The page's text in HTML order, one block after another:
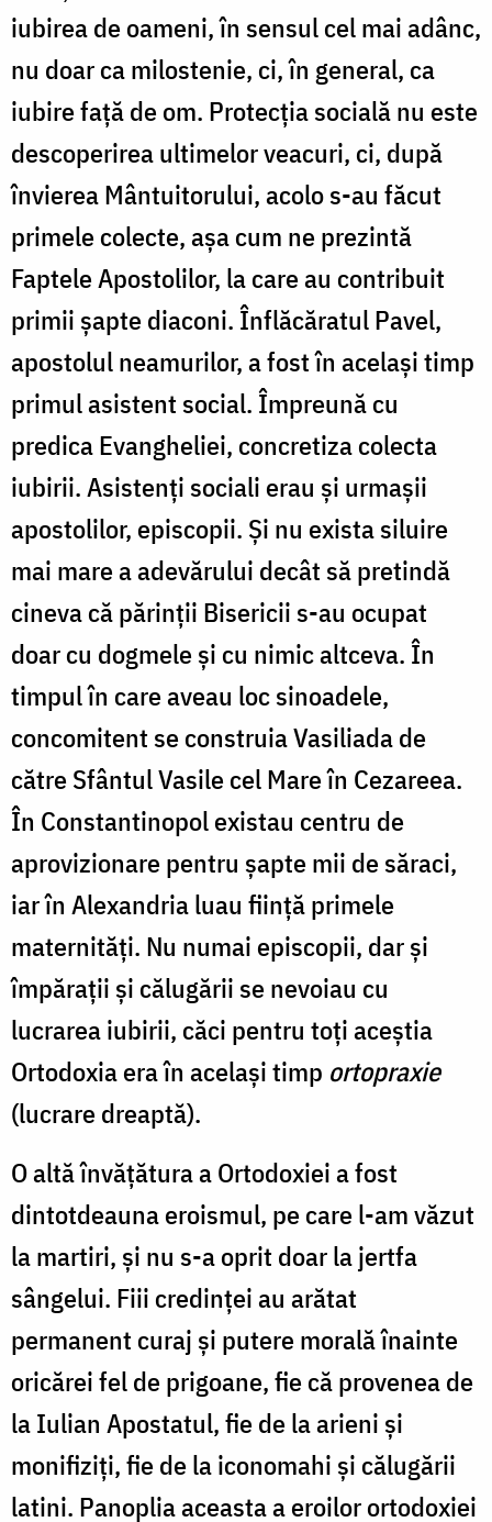
iubirea de oameni, în sensul cel mai adânc,
nu doar ca milostenie, ci, în general, ca
iubire față de om. Protecția socială nu este
descoperirea ultimelor veacuri, ci, după
învierea Mântuitorului, acolo s-au făcut
primele colecte, așa cum ne prezintă
Faptele Apostolilor, la care au contribuit
primii șapte diaconi. Înflăcăratul Pavel,
apostolul neamurilor, a fost în același timp
primul asistent social. Împreună cu
predica Evangheliei, concretiza colecta
iubirii. Asistenți sociali erau și urmașii
apostolilor, episcopii. Și nu exista siluire
mai mare a adevărului decât să pretindă
cineva că părinții Bisericii s-au ocupat
doar cu dogmele și cu nimic altceva. În
timpul în care aveau loc sinoadele,
concomitent se construia Vasiliada de
către Sfântul Vasile cel Mare în Cezareea.
În Constantinopol existau centru de
aprovizionare pentru șapte mii de săraci,
iar în Alexandria luau ființă primele
maternități. Nu numai episcopii, dar și
împărații și călugării se nevoiau cu
lucrarea iubirii, căci pentru toți aceștia
Ortodoxia era în același timp ortopraxie
(lucrare dreaptă).
O altă învățătura a Ortodoxiei a fost
dintotdeauna eroismul, pe care l-am văzut
la martiri, și nu s-a oprit doar la jertfa
sângelui. Fiii credinței au arătat
permanent curaj și putere morală înainte
oricărei fel de prigoane, fie că provenea de
la Iulian Apostatul, fie de la arieni și
monifiziți, fie de la iconomahi și călugării
latini. Panoplia aceasta a eroilor ortodoxiei